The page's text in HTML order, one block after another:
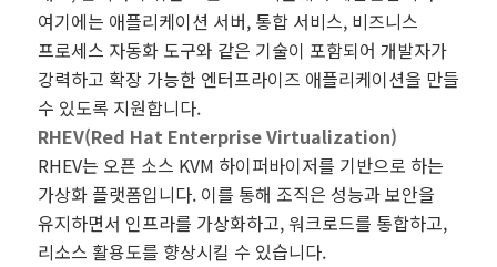
여기에는 애플리케이션 서버, 통합 서비스, 비즈니스
프로세스 자동화 도구와 같은 기술이 포함되어 개발자가
강력하고 확장 가능한 엔터프라이즈 애플리케이션을 만들
수 있도록 지원합니다.
RHEV(Red Hat Enterprise Virtualization)
RHEV는 오픈 소스 KVM 하이퍼바이저를 기반으로 하는
가상화 플랫폼입니다. 이를 통해 조직은 성능과 보안을
유지하면서 인프라를 가상화하고, 워크로드를 통합하고,
리소스 활용도를 향상시킬 수 있습니다.